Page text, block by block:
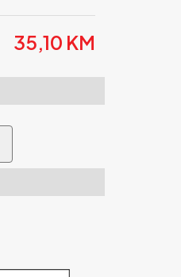
35,10 KM